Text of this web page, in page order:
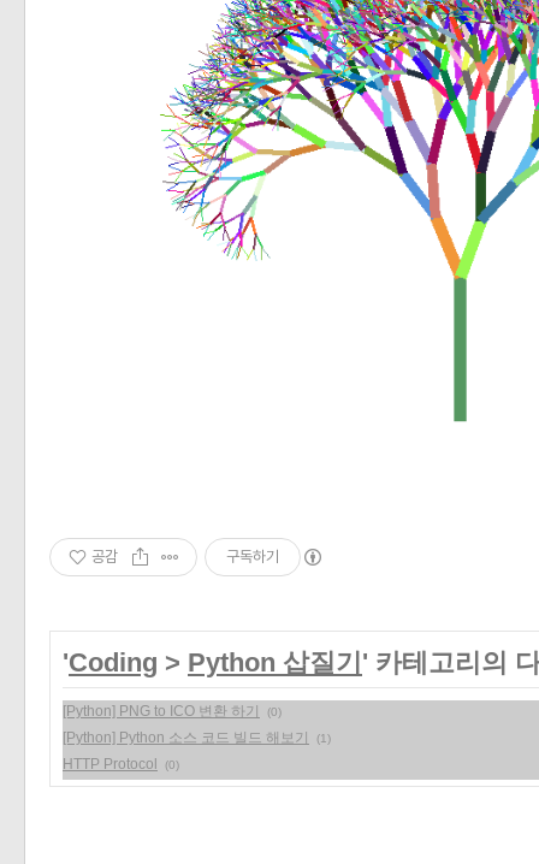
공감 구독하기
'Coding > Python 삽질기 ' 카테고리의
[Python] PNG to ICO 변환 하기 (0)
[Python] Python 소스 코드 빌드 해보기 (1)
HTTP Protocol (0)